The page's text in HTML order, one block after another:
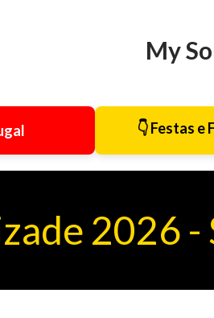
My
👇 Festas
2026